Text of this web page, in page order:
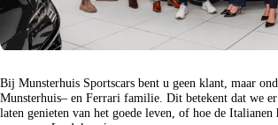
Bij Munsterhuis Sportscars bent u geen klant, maar
Munsterhuis– en Ferrari familie. Dit betekent dat we
laten genieten van het goede leven, of hoe de Italianen